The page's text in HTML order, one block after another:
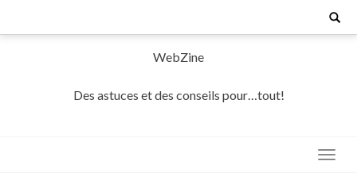
Search
WebZine
Des astuces et des conseils pour…tout!